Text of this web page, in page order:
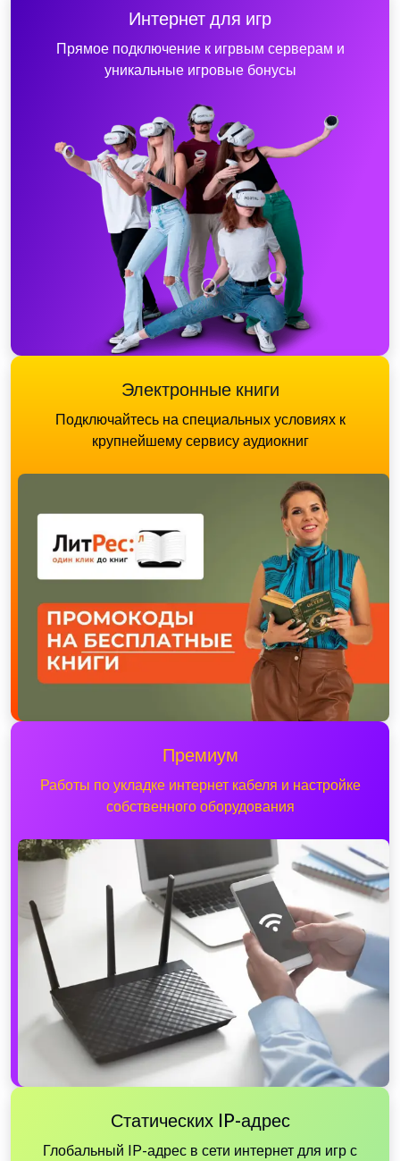
Интернет для игр
Прямое подключение к игрвым серверам и
уникальные игровые бонусы
Электронные книги
Подключайтесь на специальных условиях к
крупнейшему сервису аудиокниг
Премиум
Работы по укладке интернет кабеля и настройке
собственного оборудования
Статических IP-адрес
Глобальный IP-адрес в сети интернет для игр с